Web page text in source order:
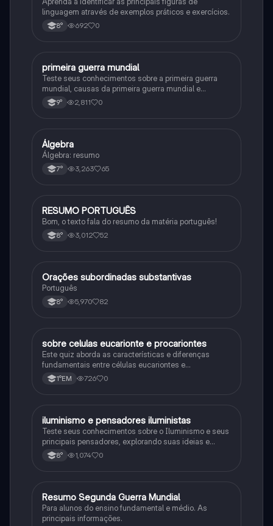
linguagem através de exemplos práticos e exercícios.
8° 692 0
História
primeira guerra mundial
Teste seus conhecimentos sobre a primeira guerra
mundial, causas da primeira guerra mundial e
consequências da Primeira Guerra Mundial, fases da
primeira guerra mundial
9° 2,811 0
Matematica
Álgebra
Álgebra: resumo
7° 3,263 65
Português
RESUMO PORTUGUÊS
Bom, o texto fala do resumo da matéria português!
8° 3,012 52
Português
Orações subordinadas substantivas
Português
8° 5,970 82
Biologia
sobre celulas eucarionte e procariontes
Este quiz aborda as características e diferenças
fundamentais entre células eucariontes e
procariontes.
1°EM 726 0
História
iluminismo e pensadores iluministas
Teste seus conhecimentos sobre o Iluminismo e seus
principais pensadores, explorando suas ideias e
impacto histórico.
8° 1,074 0
História
Resumo Segunda Guerra Mundial
Para alunos do ensino fundamental e médio. As
principais informações.